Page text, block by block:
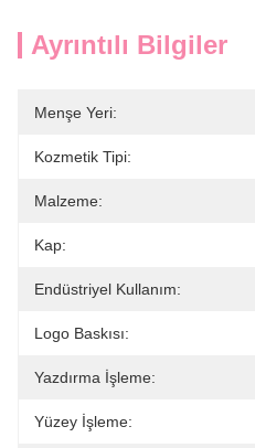
Ayrıntılı Bilgiler
Menşe Yeri:
Kozmetik Tipi:
Malzeme:
Kap:
Endüstriyel Kullanım:
Logo Baskısı:
Yazdırma İşleme:
Yüzey İşleme: